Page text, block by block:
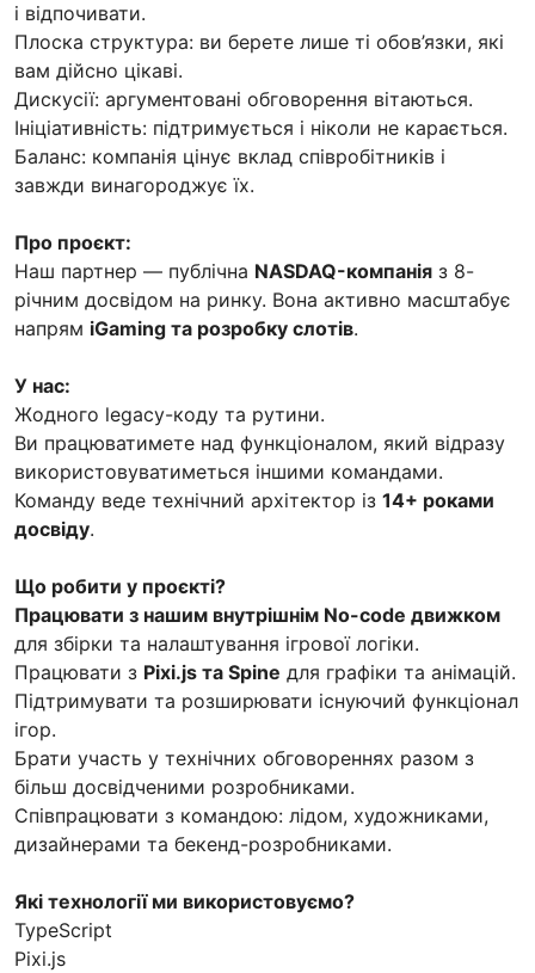
і відпочивати.
Плоска структура: ви берете лише ті обов’язки, які
вам дійсно цікаві.
Дискусії: аргументовані обговорення вітаються.
Ініціативність: підтримується і ніколи не карається.
Баланс: компанія цінує вклад співробітників і
завжди винагороджує їх.
Про проєкт:
Наш партнер — публічна NASDAQ-компанія з 8-
річним досвідом на ринку. Вона активно масштабує
напрям iGaming та розробку слотів.
У нас:
Жодного legacy-коду та рутини.
Ви працюватимете над функціоналом, який відразу
використовуватиметься іншими командами.
Команду веде технічний архітектор із 14+ роками
досвіду.
Що робити у проєкті?
Працювати з нашим внутрішнім No-code движком
для збірки та налаштування ігрової логіки.
Працювати з Pixi.js та Spine для графіки та анімацій.
Підтримувати та розширювати існуючий функціонал
ігор.
Брати участь у технічних обговореннях разом з
більш досвідченими розробниками.
Співпрацювати з командою: лідом, художниками,
дизайнерами та бекенд-розробниками.
Які технології ми використовуємо?
TypeScript
Pixi.js